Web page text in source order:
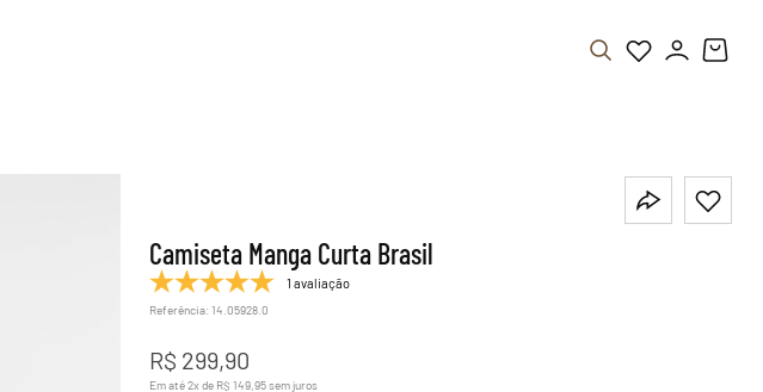
Camiseta Manga Curta Brasil
1 avaliação
Referência: 14.05928.0
R$ 299,90
Em até2x de R$ 149 ,95sem juros